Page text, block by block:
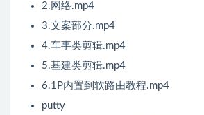
2.网络.mp4
3.文案部分.mp4
4.车事类剪辑.mp4
5.基建类剪辑.mp4
6.1P内置到软路由教程.mp4
putty